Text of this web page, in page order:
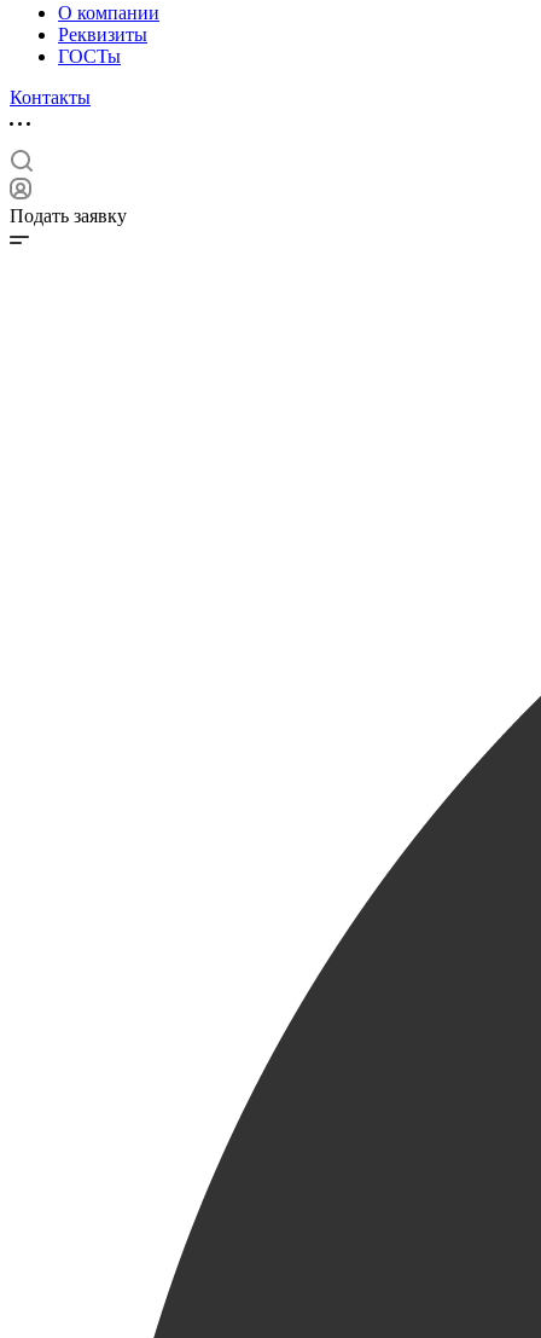
О компании
Реквизиты
ГОСТы
Контакты
Подать заявку